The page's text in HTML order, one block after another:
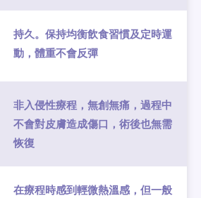
持久。保持均衡飲食習慣及定時運
動，體重不會反彈
非入侵性療程，無創無痛，過程中
不會對皮膚造成傷口，術後也無需
恢復
在療程時感到輕微熱溫感，但一般